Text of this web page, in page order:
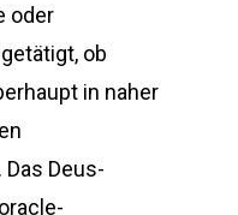
oder
ob
in naher
Deus-